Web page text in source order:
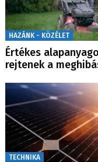
HAZÁNK - KÖZÉLET
Értékes
rejtenek a
TECHNIKA